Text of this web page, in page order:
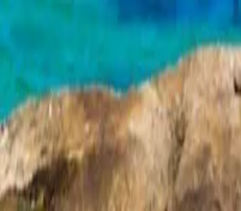
021 300 1044